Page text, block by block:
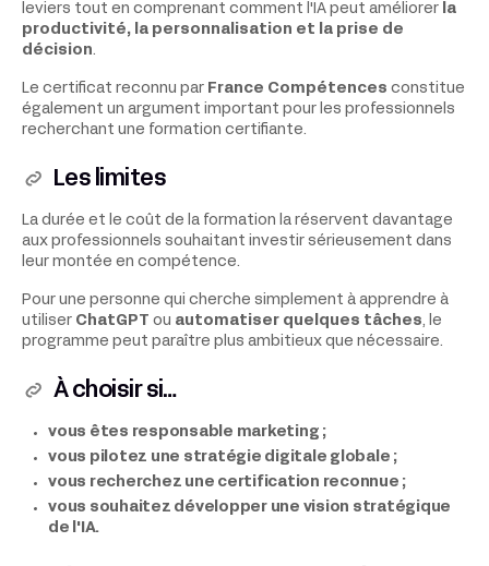
leviers tout en comprenant comment l'IA peut améliorer
la
productivité, la personnalisation et la prise de
décision
Le certificat reconnu par France Compétences constitue
également un argument important pour les professionnels
recherchant une formation certifiante.
Les limites
La durée et le coût de la formation la réservent davantage
aux professionnels souhaitant investir sérieusement dans
leur montée en compétence.
Pour une personne qui cherche simplement à apprendre à
utiliser ChatGPT ou automatiser quelques tâches , le
programme peut paraître plus ambitieux que nécessaire.
À choisir si…
vous êtes responsable marketing ;
vous pilotez une stratégie digitale globale ;
vous recherchez une certification reconnue ;
vous souhaitez développer une vision stratégique
de l'IA.